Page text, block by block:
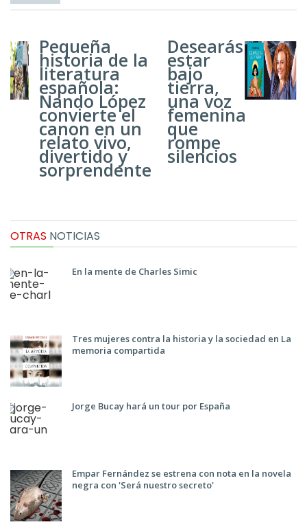
Pequeña
historia de la
literatura
española:
Nando López
convierte el
canon en un
relato vivo,
divertido y
sorprendente
Desearás
estar
bajo
tierra,
una voz
femenina
que
rompe
silencios
OTRAS NOTICIAS
En la mente de Charles Simic
Tres mujeres contra la historia y la sociedad en La
memoria compartida
Jorge Bucay hará un tour por España
Empar Fernández se estrena con nota en la novela
negra con 'Será nuestro secreto'